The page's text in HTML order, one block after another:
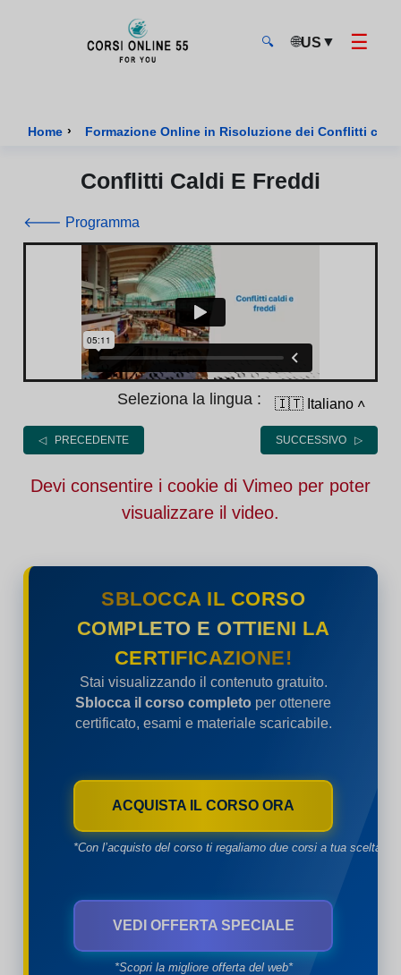
🔍 🌐US ▼ ☰
Home › Formazione Online in Risoluzione dei Conflitti
Conflitti Caldi E Freddi
🡐 Programma
Seleziona la lingua : 🇮🇹 Italiano ˄
◁ PRECEDENTE SUCCESSIVO ▷
Devi consentire i cookie di Vimeo per poter
visualizzare il video.
SBLOCCA IL CORSO
COMPLETO E OTTIENI LA
CERTIFICAZIONE!
Stai visualizzando il contenuto gratuito.
Sblocca il corso completo per ottenere
certificato, esami e materiale scaricabile.
ACQUISTA IL CORSO ORA
*Con l’acquisto del corso ti regaliamo due corsi a tua scelta*
VEDI OFFERTA SPECIALE
*Scopri la migliore offerta del web*